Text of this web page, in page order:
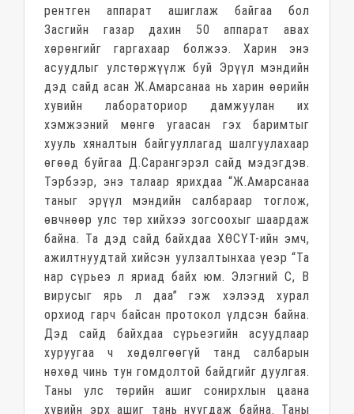
рентген аппарат ашиглаж байгаа бол
Засгийн газар дахин 50 аппарат авах
хөрөнгийг гаргахаар болжээ. Харин энэ
асуудлыг улстөржүүлж буй Эрүүл мэндийн
дэд сайд асан Ж.Амарсанаа нь харин өөрийн
хувийн лабораториор дамжуулан их
хэмжээний мөнгө угаасан гэх баримтыг
хууль хяналтын байгууллагад шалгуулахаар
өгөөд буйгаа Д.Сарангэрэл сайд мэдэгдэв.
Тэрбээр, энэ талаар ярихдаа “Ж.Амарсанаа
таныг эрүүл мэндийн салбараар тоглож,
өвчнөөр улс төр хийхээ зогсоохыг шаардаж
байна. Та дэд сайд байхдаа ХӨСҮТ-ийн эмч,
ажилтнуудтай хийсэн уулзалтынхаа үеэр “Та
нар сүрьеэ л яриад байх юм. Элэгний С, В
вирусыг ярь л даа” гэж хэлээд хурал
орхиод гарч байсан протокол үлдсэн байна.
Дэд сайд байхдаа сүрьеэгийн асуудлаар
хуруугаа ч хөдөлгөөгүй танд салбарын
нөхөд чинь тун гомдолтой байдгийг дуулгая.
Таны улс төрийн ашиг сонирхлын цаана
хувийн эрх ашиг тань нуугдаж байна. Таны